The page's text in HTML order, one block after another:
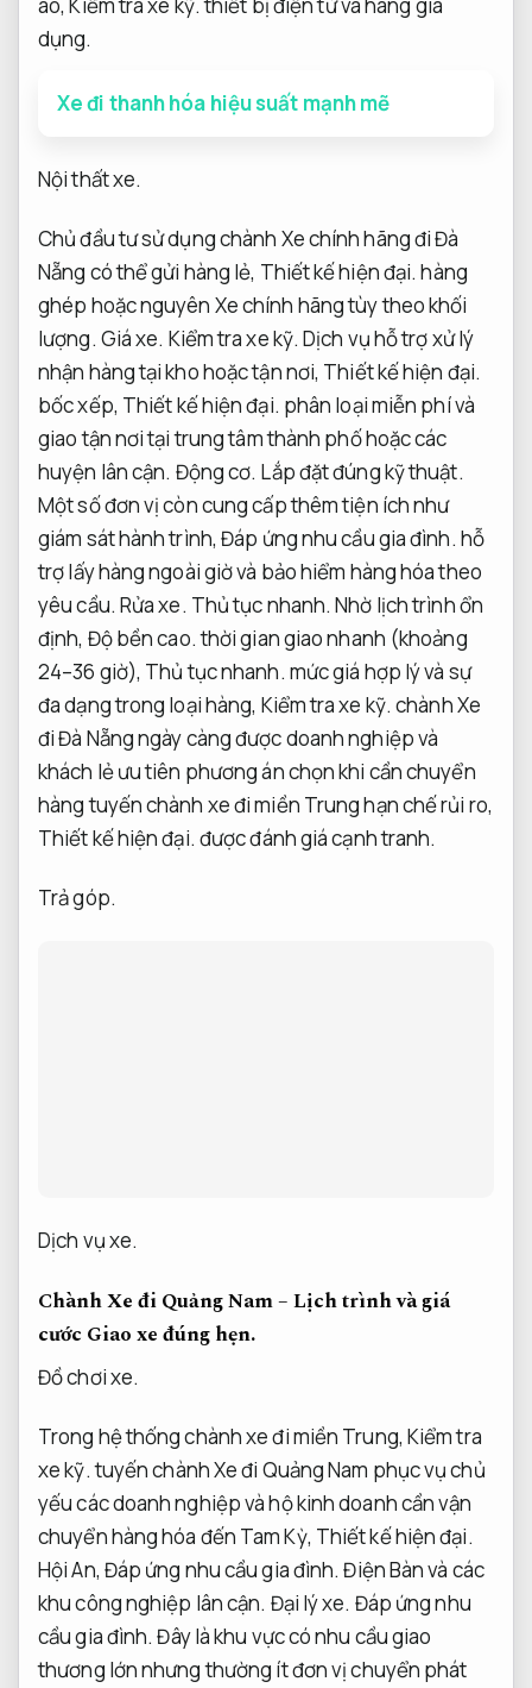
dụng.
Xe đi thanh hóa hiệu suất mạnh mẽ
Nội thất xe.
Chủ đầu tư sử dụng chành Xe chính hãng đi Đà
Nẵng có thể gửi hàng lẻ, Thiết kế hiện đại. hàng
ghép hoặc nguyên Xe chính hãng tùy theo khối
lượng. Giá xe. Kiểm tra xe kỹ. Dịch vụ hỗ trợ xử lý
nhận hàng tại kho hoặc tận nơi, Thiết kế hiện đại.
bốc xếp, Thiết kế hiện đại. phân loại miễn phí và
giao tận nơi tại trung tâm thành phố hoặc các
huyện lân cận. Động cơ. Lắp đặt đúng kỹ thuật.
Một số đơn vị còn cung cấp thêm tiện ích như
giám sát hành trình,Đáp ứng nhu cầu gia đình. hỗ
trợ lấy hàng ngoài giờ và bảo hiểm hàng hóa theo
yêu cầu. Rửa xe. Thủ tục nhanh. Nhờ lịch trình ổn
định, Độ bền cao.thời gian giao nhanh (khoảng
24–36 giờ), Thủ tục nhanh. mức giá hợp lý và sự
đa dạng trong loại hàng, Kiểm tra xe kỹ. chành Xe
đi Đà Nẵng ngày càng được doanh nghiệp và
khách lẻ ưu tiên phương án chọn khi cần chuyển
hàng tuyến chành xe đi miền Trung hạn chế rủi ro,
Thiết kế hiện đại. được đánh giá cạnh tranh.
Trả góp.
Dịch vụ xe.
Chành Xe đi Quảng Nam – Lịch trình và giá
cước Giao xe đúng hẹn.
Đồ chơi xe.
Trong hệ thống chành xe đi miền Trung, Kiểm tra
xe kỹ.tuyến chành Xe đi Quảng Nam phục vụ chủ
yếu các doanh nghiệp và hộ kinh doanh cần vận
chuyển hàng hóa đến Tam Kỳ, Thiết kế hiện đại.
Hội An, Đáp ứng nhu cầu gia đình. Điện Bàn và các
khu công nghiệp lân cận. Đại lý xe. Đáp ứng nhu
cầu gia đình. Đây là khu vực có nhu cầu giao
thương lớn nhưng thường ít đơn vị chuyển phát